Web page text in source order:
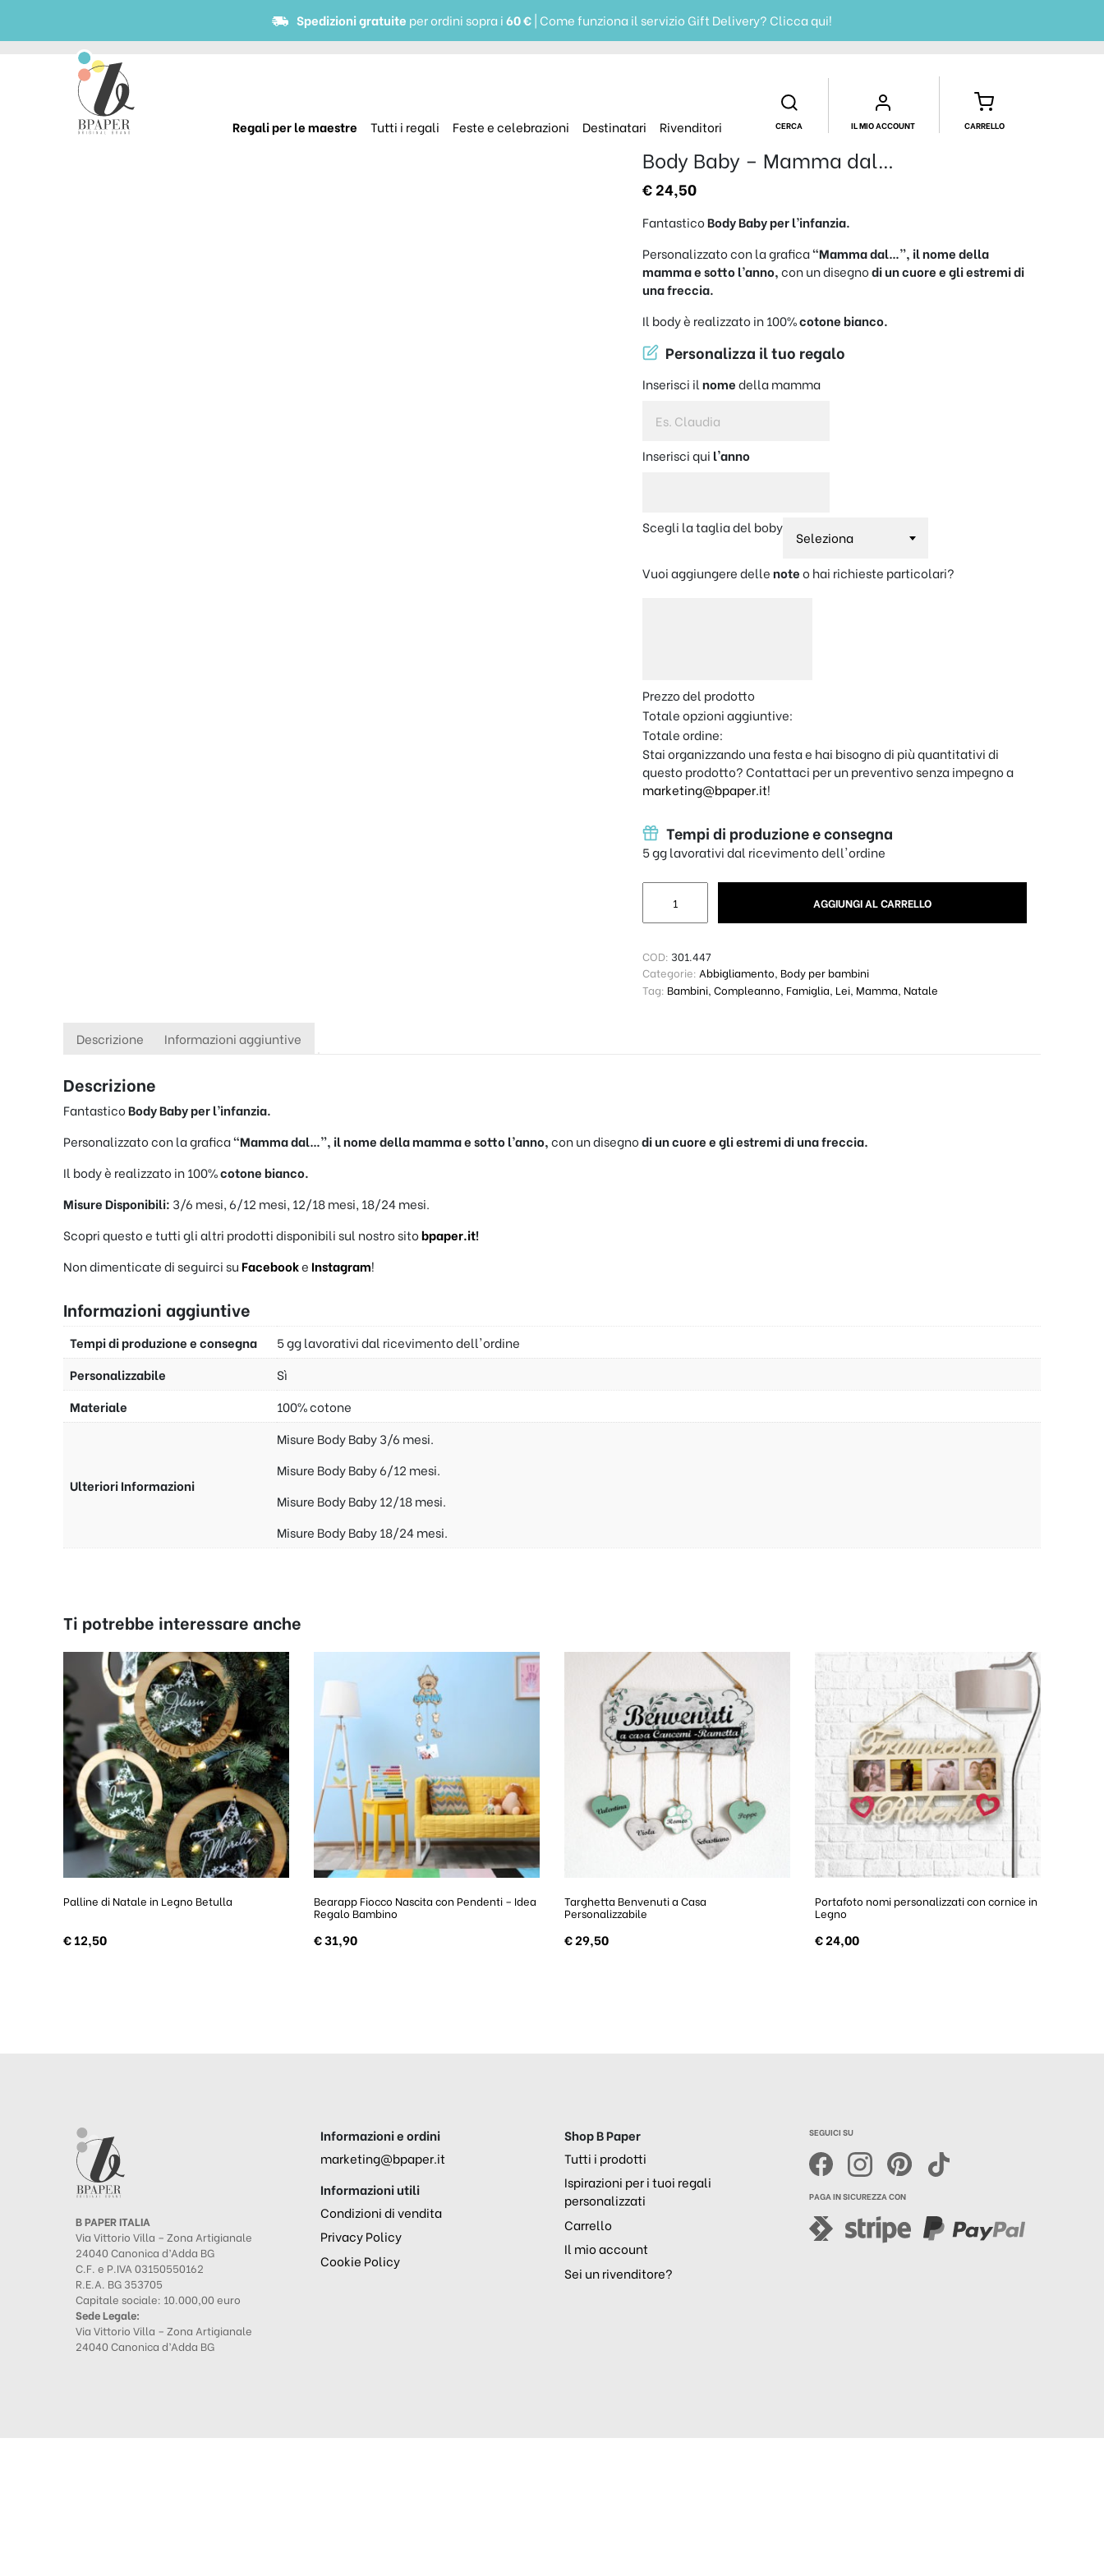
Spedizioni gratuite per ordini sopra i60 €| Come funziona il servizio Gift Delivery? Clicca qui!
Regali per le maestre Tutti i regali Feste e celebrazioni Destinatari Rivenditori CERCA IL MIO ACCOUNT CARRELLO
Body Baby – Mamma dal…
€24,50
FantasticoBody Baby per l’infanzia.
Personalizzato con la grafica“Mamma dal…”, il nome della
mamma e sotto l’anno,con un disegnodi un cuore e gli estremi di
una freccia.
Il body è realizzato in 100%cotone bianco.
Personalizza il tuo regalo
Inserisci ilnomedella mamma
Inserisci qui l'anno
Scegli la taglia del boby
Vuoi aggiungere dellenoteo hai richieste particolari?
Prezzo del prodotto
Totale opzioni aggiuntive:
Totale ordine:
Stai organizzando una festa e hai bisogno di più quantitativi di
questo prodotto? Contattaci per un preventivo senza impegno a
marketing@bpaper.it!
Tempi di produzione e consegna
5 gg lavorativi dal ricevimento dell'ordine
AGGIUNGI AL CARRELLO
COD: 301.447
Categorie: Abbigliamento, Body per bambini
Tag: Bambini ,Compleanno Famiglia Lei Mamma Natale
Descrizione Informazioni aggiuntive
Descrizione
FantasticoBody Baby per l’infanzia.
Personalizzato con la grafica“Mamma dal…”, il nome della mamma e sotto l’anno,con un disegnodi un cuore e gli estremi di una freccia.
Il body è realizzato in 100%cotone bianco.
Misure Disponibili: 3/6 mesi, 6/12 mesi, 12/18 mesi, 18/24 mesi.
Scopri questo e tutti gli altri prodotti disponibili sul nostro sitobpaper.it!
Non dimenticate di seguirci suFacebooke Instagram!
Informazioni aggiuntive
Tempi di produzione e consegna
5 gg lavorativi dal ricevimento dell'ordine
Personalizzabile
Sì
Materiale
100% cotone
Ulteriori Informazioni
Misure Body Baby 3/6 mesi.
Misure Body Baby 6/12 mesi.
Misure Body Baby 12/18 mesi.
Misure Body Baby 18/24 mesi.
Ti potrebbe interessare anche
Palline di Natale in Legno Betulla
€12,50
Bearapp Fiocco Nascita con Pendenti – Idea
Regalo Bambino
€31,90
Targhetta Benvenuti a Casa
Personalizzabile
€29,50
Portafoto nomi personalizzati con cornice in
Legno
€24,00
B PAPER ITALIA
Via Vittorio Villa – Zona Artigianale
24040 Canonica d’Adda BG
C.F. e P.IVA 03150550162
R.E.A. BG 353705
Capitale sociale: 10.000,00 euro
Sede Legale:
Via Vittorio Villa – Zona Artigianale
24040 Canonica d’Adda BG
Informazioni e ordini
marketing@bpaper.it
Informazioni utili
Condizioni di vendita
Privacy Policy
Cookie Policy
Shop B Paper
Tutti i prodotti
Ispirazioni per i tuoi regali
personalizzati
Carrello
Il mio account
Sei un rivenditore?
SEGUICI SU
PAGA IN SICUREZZA CON